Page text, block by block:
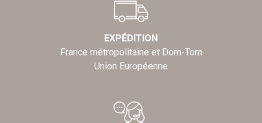
EXPÉDITION
France métropolitaine et Dom-Tom
Union Européenne